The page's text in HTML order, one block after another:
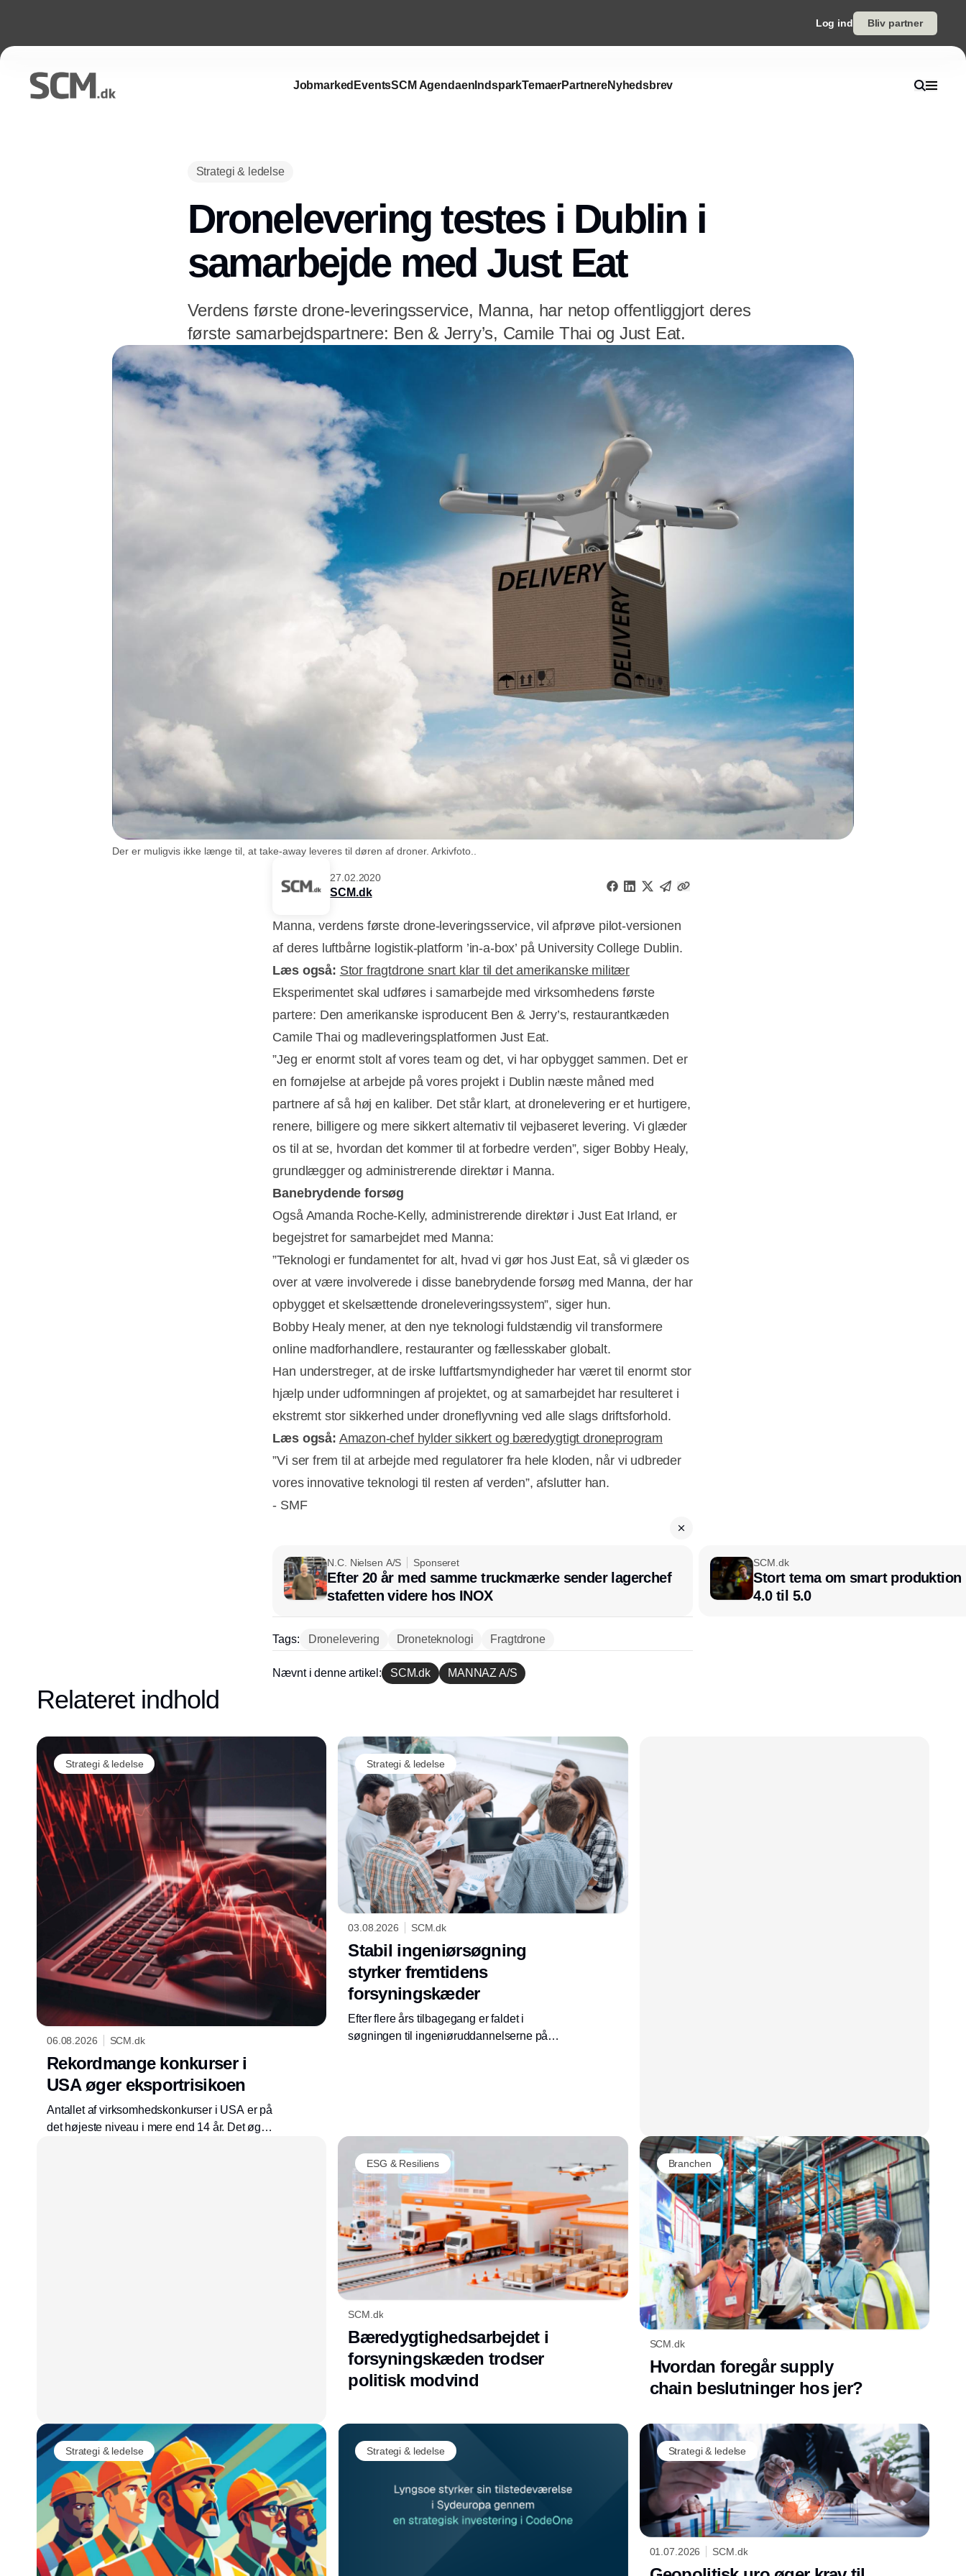
Log ind Bliv partner
Jobmarked EventsSCM Agendaen IndsparkTemaerPartnereNyhedsbrev
Strategi & ledelse
Dronelevering testes i Dublin i
samarbejde med Just Eat
Verdens første drone-leveringsservice, Manna, har netop offentliggjort deres
første samarbejdspartnere: Ben & Jerry’s, Camile Thai og Just Eat.
Der er muligvis ikke længe til, at take-away leveres til døren af droner. Arkivfoto..
27.02.2020
SCM.dk
Manna, verdens første drone-leveringsservice, vil afprøve pilot-versionen
af deres luftbårne logistik-platform ’in-a-box’ på University College Dublin.
Læs også: Stor fragtdrone snart klar til det amerikanske militær
Eksperimentet skal udføres i samarbejde med virksomhedens første
partere: Den amerikanske isproducent Ben & Jerry’s, restaurantkæden
Camile Thai og madleveringsplatformen Just Eat.
”Jeg er enormt stolt af vores team og det, vi har opbygget sammen. Det er
en fornøjelse at arbejde på vores projekt i Dublin næste måned med
partnere af så høj en kaliber. Det står klart, at dronelevering er et hurtigere,
renere, billigere og mere sikkert alternativ til vejbaseret levering. Vi glæder
os til at se, hvordan det kommer til at forbedre verden”, siger Bobby Healy,
grundlægger og administrerende direktør i Manna.
Banebrydende forsøg
Også Amanda Roche-Kelly, administrerende direktør i Just Eat Irland, er
begejstret for samarbejdet med Manna:
”Teknologi er fundamentet for alt, hvad vi gør hos Just Eat, så vi glæder os
over at være involverede i disse banebrydende forsøg med Manna, der har
opbygget et skelsættende droneleveringssystem”, siger hun.
Bobby Healy mener, at den nye teknologi fuldstændig vil transformere
online madforhandlere, restauranter og fællesskaber globalt.
Han understreger, at de irske luftfartsmyndigheder har været til enormt stor
hjælp under udformningen af projektet, og at samarbejdet har resulteret i
ekstremt stor sikkerhed under droneflyvning ved alle slags driftsforhold.
Læs også: Amazon-chef hylder sikkert og bæredygtigt droneprogram
”Vi ser frem til at arbejde med regulatorer fra hele kloden, når vi udbreder
vores innovative teknologi til resten af verden”, afslutter han.
- SMF
N.C. Nielsen A/S Sponseret
Efter 20 år med samme truckmærke sender lagerchef
stafetten videre hos INOX
SCM.dk
Stort tema om smart
4.0 til 5.0
Tags: Dronelevering Droneteknologi Fragtdrone
Nævnt i denne artikel: SCM.dk MANNAZ A/S
Relateret indhold
Strategi & ledelse
06.08.2026 SCM.dk
Rekordmange konkurser i
USA øger eksport­risikoen
Antallet af virksomhedskonkurser i USA er på
det højeste niveau i mere end 14 år. Det øger
Strategi & ledelse
03.08.2026 SCM.dk
Stabil ingeniørsøgning
styrker fremtidens
forsyningskæder
Efter flere års tilbagegang er faldet i
søgningen til ingeniøruddannelserne på
ESG & Resiliens
SCM.dk
Bæredygtighedsarbejdet i
forsyningskæden trodser
politisk modvind
Branchen
SCM.dk
Hvordan foregår supply
chain beslutninger hos jer?
Strategi & ledelse Strategi & ledelse Strategi & ledelse
01.07.2026 SCM.dk